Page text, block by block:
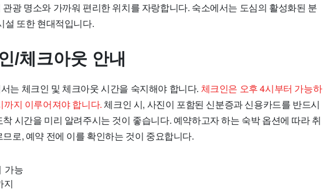
광 명소와 가까워 편리한 위치를 자랑합니다. 숙소에서는 도심의 활성화된 분
설 또한 현대적입니다.
/체크아웃 안내
는 체크인 및 체크아웃 시간을 숙지해야 합니다. 체크인은 오후 4시부터 가능하
지 이루어져야 합니다.체크인 시, 사진이 포함된 신분증과 신용카드를 반드시
시간을 미리 알려주시는 것이 좋습니다. 예약하고자 하는 숙박 옵션에 따라 취
로, 예약 전에 이를 확인하는 것이 중요합니다.
가능
지